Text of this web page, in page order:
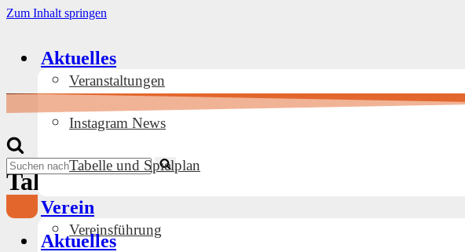
Zum Inhalt springen
Aktuelles
Veranstaltungen
Instagram News
Tabelle und Spielplan
Verein
Vereinsführung
Navigationsmenü
Suchen
nach …
Navigationsmenü
Aktuelles
Talentförderung Anfänger